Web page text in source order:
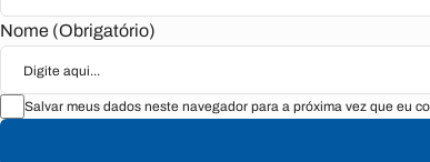
Nome (Obrigatório)
Salvar meus dados neste navegador para a próxima vez que eu